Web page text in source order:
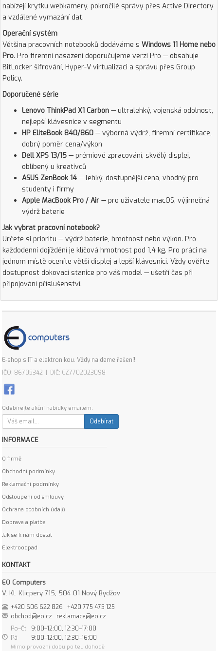
nabízejí krytku webkamery, pokročilé správy přes Active Directory
a vzdálené vymazání dat.
Operační systém
Většina pracovních notebooků dodáváme s Windows 11 Home nebo
Pro. Pro firemní nasazení doporučujeme verzi Pro — obsahuje
BitLocker šifrování, Hyper-V virtualizaci a správu přes Group
Policy.
Doporučené série
Lenovo ThinkPad X1 Carbon — ultralehký, vojenská odolnost,
nejlepší klávesnice v segmentu
HP EliteBook 840/860 — výborná výdrž, firemní certifikace,
dobrý poměr cena/výkon
Dell XPS 13/15 — prémiové zpracování, skvělý displej,
oblíbený u kreativců
ASUS ZenBook 14 — lehký, dostupnější cena, vhodný pro
studenty i firmy
Apple MacBook Pro / Air — pro uživatele macOS, výjimečná
výdrž baterie
Jak vybrat pracovní notebook?
Určete si prioritu — výdrž baterie, hmotnost nebo výkon. Pro
každodenní dojíždění je klíčová hmotnost pod 1,4 kg. Pro práci na
jednom místě oceníte větší displej a lepší klávesnici. Vždy ověřte
dostupnost dokovací stanice pro váš model — ušetří čas při
připojování příslušenství.
E-shop s IT a elektronikou. Vždy najdeme řešení!
IČO: 86705342 | DIČ: CZ7702023098
Odebírejte akční nabídky emailem:
Odebírat
INFORMACE
O firmě
Obchodní podmínky
Reklamační podmínky
Odstoupení od smlouvy
Ochrana osobních údajů
Doprava a platba
Jak se k nám dostat
Elektroodpad
KONTAKT
EO Computers
V. Kl. Klicpery 715, 504 01 Nový Bydžov
+420 606 622 826
+420 775 475 125
obchod@eo.cz
reklamace@eo.cz
Po–Čt
9:00–12:00, 12:30–17:00
Pá
9:00–12:00, 12:30–16:00
Mimo provozní dobu po tel. dohodě